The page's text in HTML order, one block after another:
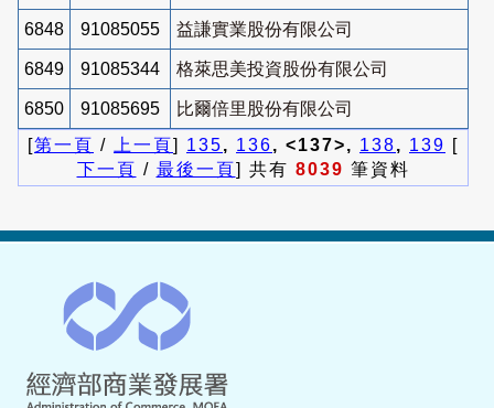
6848 91085055 益謙實業股份有限公司
6849 91085344 格萊思美投資股份有限公司
6850 91085695
比爾倍里股份有限公司
[第一頁 / 上一頁] 135, 136, <137>, 138, 139 [
下一頁 / 最後一頁] 共有 8039 筆資料